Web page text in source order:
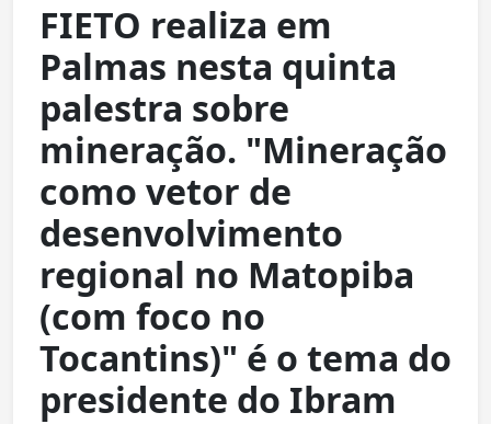
FIETO realiza em
Palmas nesta quinta
palestra sobre
mineração. "Mineração
como vetor de
desenvolvimento
regional no Matopiba
(com foco no
Tocantins)" é o tema do
presidente do Ibram